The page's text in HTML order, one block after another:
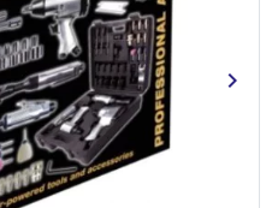
keyboard_arrow_right